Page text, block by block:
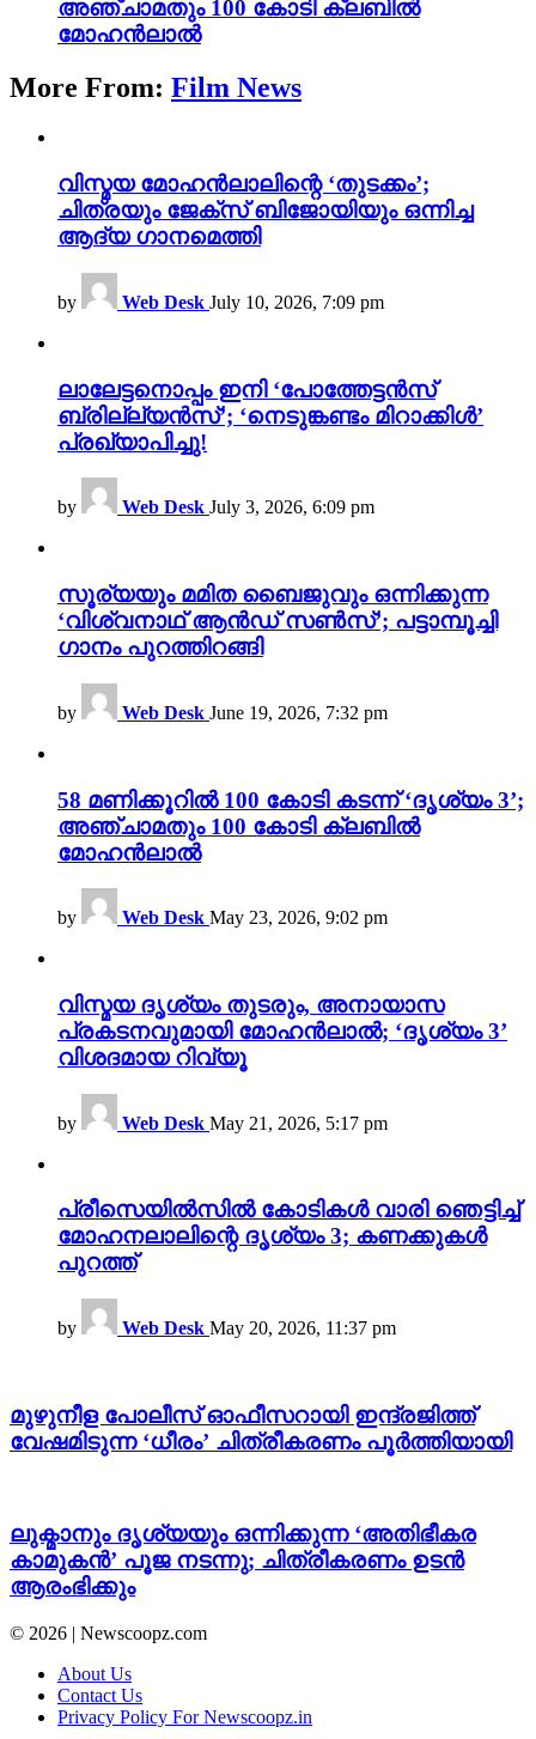
അഞ്ചാമതും 100 കോടി ക്ലബിൽ
മോഹൻലാൽ
More From: Film News
വിസ്മയ മോഹൻലാലിന്റെ ‘തുടക്കം’;
ചിത്രയും ജേക്സ് ബിജോയിയും ഒന്നിച്ച
ആദ്യ ഗാനമെത്തി
by Web Desk July 10, 2026, 7:09 pm
ലാലേട്ടനൊപ്പം ഇനി ‘പോത്തേട്ടൻസ്
ബ്രില്ല്യൻസ്’; ‘നെടുങ്കണ്ടം മിറാക്കിൾ’
പ്രഖ്യാപിച്ചു!
by Web Desk July 3, 2026, 6:09 pm
സൂര്യയും മമിത ബൈജുവും ഒന്നിക്കുന്ന
‘വിശ്വനാഥ് ആൻഡ് സൺസ്’; പട്ടാമ്പൂച്ചി
ഗാനം പുറത്തിറങ്ങി
by Web Desk June 19, 2026, 7:32 pm
58 മണിക്കൂറിൽ 100 കോടി കടന്ന് ‘ദൃശ്യം 3’;
അഞ്ചാമതും 100 കോടി ക്ലബിൽ
മോഹൻലാൽ
by Web Desk May 23, 2026, 9:02 pm
വിസ്മയ ദൃശ്യം തുടരും, അനായാസ
പ്രകടനവുമായി മോഹൻലാൽ; ‘ദൃശ്യം 3’
വിശദമായ റിവ്യൂ
by Web Desk May 21, 2026, 5:17 pm
പ്രീസെയിൽസിൽ കോടികൾ വാരി ഞെട്ടിച്ച്
മോഹനലാലിന്റെ ദൃശ്യം 3; കണക്കുകൾ
പുറത്ത്
by Web Desk May 20, 2026, 11:37 pm
മുഴുനീള പോലീസ് ഓഫീസറായി ഇന്ദ്രജിത്ത്
വേഷമിടുന്ന ‘ധീരം’ ചിത്രീകരണം പൂർത്തിയായി
ലുക്മാനും ദൃശ്യയും ഒന്നിക്കുന്ന ‘അതിഭീകര
കാമുകൻ’ പൂജ നടന്നു; ചിത്രീകരണം ഉടൻ
ആരംഭിക്കും
© 2026 | Newscoopz.com
About Us
Contact Us
Privacy Policy For Newscoopz.in